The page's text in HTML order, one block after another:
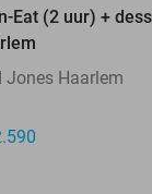
Eat (2 uur) +
Jones Haarlem